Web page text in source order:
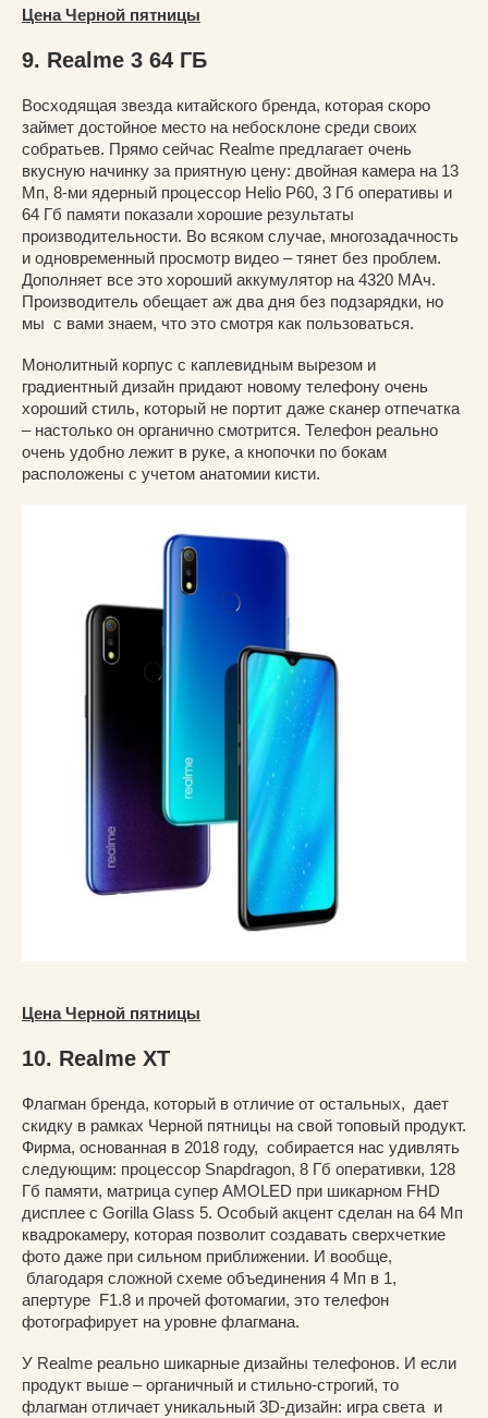
Цена Черной пятницы
9. Realme 3 64 ГБ
Восходящая звезда китайского бренда, которая скоро
займет достойное место на небосклоне среди своих
собратьев. Прямо сейчас Realme предлагает очень
вкусную начинку за приятную цену: двойная камера на 13
Мп, 8-ми ядерный процессор Helio P60, 3 Гб оперативы и
64 Гб памяти показали хорошие результаты
производительности. Во всяком случае, многозадачность
и одновременный просмотр видео – тянет без проблем.
Дополняет все это хороший аккумулятор на 4320 МАч.
Производитель обещает аж два дня без подзарядки, но
мы с вами знаем, что это смотря как пользоваться.
Монолитный корпус с каплевидным вырезом и
градиентный дизайн придают новому телефону очень
хороший стиль, который не портит даже сканер отпечатка
– настолько он органично смотрится. Телефон реально
очень удобно лежит в руке, а кнопочки по бокам
расположены с учетом анатомии кисти.
Цена Черной пятницы
10. Realme XT
Флагман бренда, который в отличие от остальных, дает
скидку в рамках Черной пятницы на свой топовый продукт.
Фирма, основанная в 2018 году, собирается нас удивлять
следующим: процессор Snapdragon, 8 Гб оперативки, 128
Гб памяти, матрица супер AMOLED при шикарном FHD
дисплее с Gorilla Glass 5. Особый акцент сделан на 64 Мп
квадрокамеру, которая позволит создавать сверхчеткие
фото даже при сильном приближении. И вообще,
благодаря сложной схеме объединения 4 Мп в 1,
апертуре F1.8 и прочей фотомагии, это телефон
фотографирует на уровне флагмана.
У Realme реально шикарные дизайны телефонов. И если
продукт выше – органичный и стильно-строгий, то
флагман отличает уникальный 3D-дизайн: игра света и